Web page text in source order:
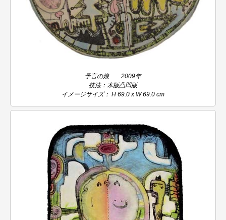
予言の娘 2009年
技法：木版凸凹版
イメージサイズ： H 69.0 x W 69.0 cm